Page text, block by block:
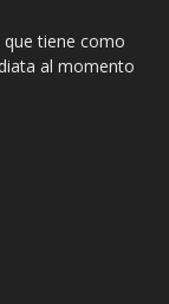
tiene como
al momento